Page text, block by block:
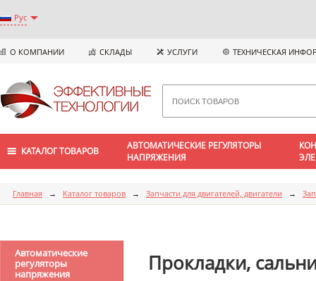
Рус
О КОМПАНИИ СКЛАДЫ УСЛУГИ ТЕХНИЧЕСКАЯ
КАТАЛОГ ТОВАРОВ
АВТОМАТИЧЕСКИЕ РЕГУЛЯТОРЫ
НАПРЯЖЕНИЯ
Главная → Каталог товаров → Запчасти для двигателей, двигатели →
Автоматические
регуляторы
напряжения
Прокладки,